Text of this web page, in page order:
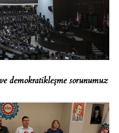
demokratikleşme sorunumuz